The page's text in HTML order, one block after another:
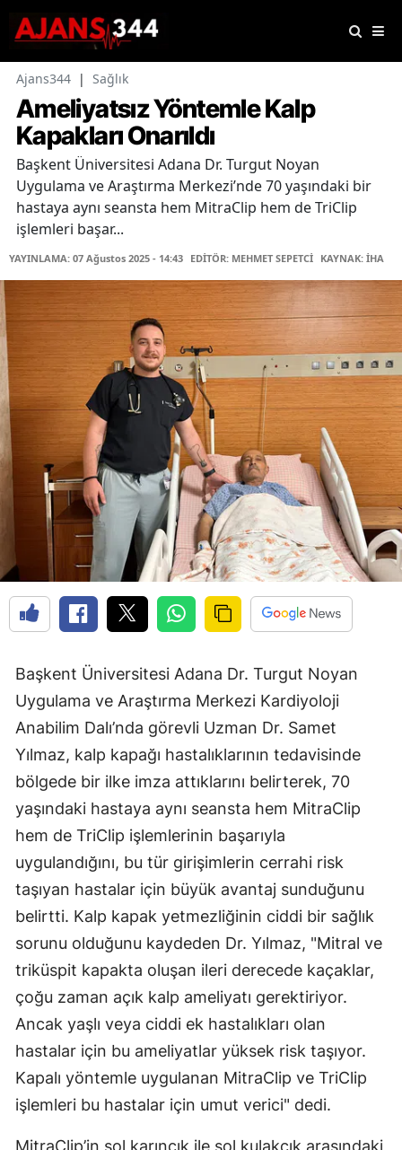
Ajans344 | Sağlık
Ameliyatsız Yöntemle Kalp
Kapakları Onarıldı
Başkent Üniversitesi Adana Dr. Turgut Noyan
Uygulama ve Araştırma Merkezi’nde 70 yaşındaki bir
hastaya aynı seansta hem MitraClip hem de TriClip
işlemleri başar...
YAYINLAMA: 07 Ağustos 2025 - 14:43 EDİTÖR: MEHMET SEPETCİ KAYNAK: İHA
Başkent Üniversitesi Adana Dr. Turgut Noyan
Uygulama ve Araştırma Merkezi Kardiyoloji
Anabilim Dalı’nda görevli Uzman Dr. Samet
Yılmaz, kalp kapağı hastalıklarının tedavisinde
bölgede bir ilke imza attıklarını belirterek, 70
yaşındaki hastaya aynı seansta hem MitraClip
hem de TriClip işlemlerinin başarıyla
uygulandığını, bu tür girişimlerin cerrahi risk
taşıyan hastalar için büyük avantaj sunduğunu
belirtti. Kalp kapak yetmezliğinin ciddi bir sağlık
sorunu olduğunu kaydeden Dr. Yılmaz, "Mitral ve
triküspit kapakta oluşan ileri derecede kaçaklar,
çoğu zaman açık kalp ameliyatı gerektiriyor.
Ancak yaşlı veya ciddi ek hastalıkları olan
hastalar için bu ameliyatlar yüksek risk taşıyor.
Kapalı yöntemle uygulanan MitraClip ve TriClip
işlemleri bu hastalar için umut verici" dedi.